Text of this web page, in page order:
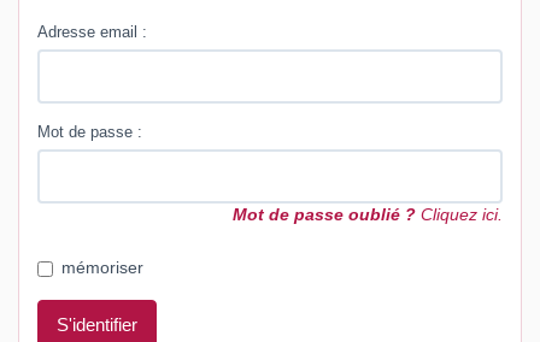
Adresse email :
Mot de passe :
Mot de passe oublié ? Cliquez ici.
mémoriser
S'identifier